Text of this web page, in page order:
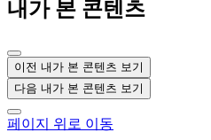
내가 본 콘텐츠
이전 내가 본 콘텐츠 보기
다음 내가 본 콘텐츠 보기
페이지 위로 이동